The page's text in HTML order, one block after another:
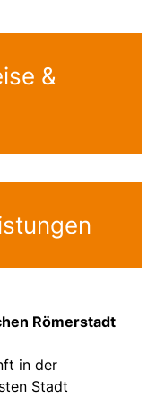
&
Römerstadt
in der
Stadt